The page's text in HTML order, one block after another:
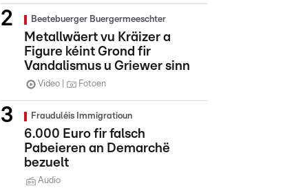
Beetebuerger Buergermeeschter
Metallwäert vu Kräizer a
Figure kéint Grond fir
Vandalismus u Griewer sinn
Video Fotoen
Frauduléis Immigratioun
6.000 Euro fir falsch
Pabeieren an Demarchë
bezuelt
Audio